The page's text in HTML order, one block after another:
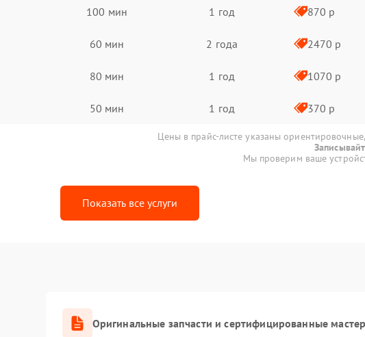
100 мин 1 год 870 р
60 мин 2 года 2470 р
80 мин 1 год 1070 р
50 мин 1 год 370 р
Цены в прайс-листе указаны
Мы проверим ваше
Показать все услуги
Оригинальные запчасти и сертифицированные